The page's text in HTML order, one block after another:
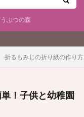
うぶつの森
折るもみじの折り紙の作り
！子供と幼稚園